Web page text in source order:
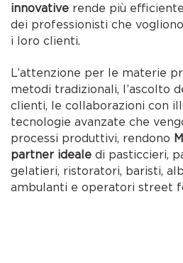
innovative rende più
dei professionisti che
i loro clienti.
L’attenzione per le materie
metodi tradizionali, l’ascolto
clienti, le collaborazioni con
tecnologie avanzate che
processi produttivi, rendono
partner ideale di pasticcieri,
gelatieri, ristoratori, baristi,
ambulanti e operatori street